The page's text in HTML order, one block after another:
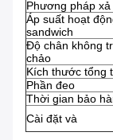
Phương pháp xả
Áp suất hoạt
sandwich
Độ chân không
chảo
Kích thước tổng
Phần đeo
Thời gian bảo
Cài đặt và